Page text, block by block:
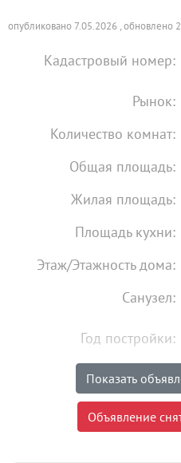
опубликовано 7.05.2026 , обновлено
Кадастровый номер:
Рынок:
Количество комнат:
Общая площадь:
Жилая площадь:
Площадь кухни:
Этаж/Этажность дома:
Санузел:
Год постройки:
Состояние:
Цена:
Показать
Объявление